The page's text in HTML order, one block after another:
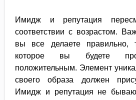
Имидж и репутация
соответствии с возрастом.
вы все делаете правильно,
которое вы будете
положительным. Элемент
своего образа должен
Имидж и репутация не